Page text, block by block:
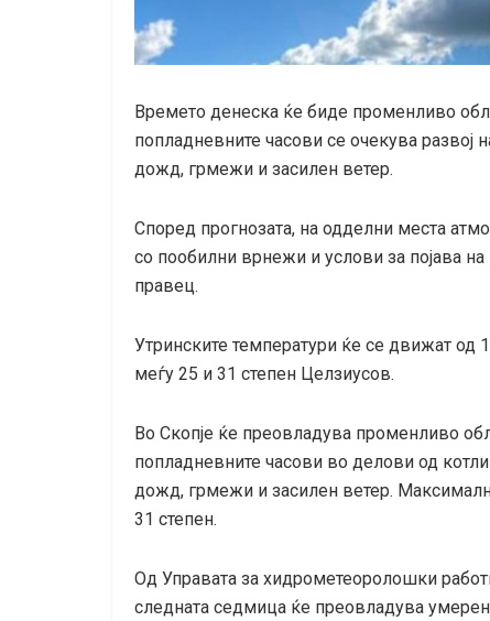
Времето денеска ќе биде променливо
попладневните часови се очекува развој
дожд, грмежи и засилен ветер.
Според прогнозата, на одделни места
со пообилни врнежи и услови за појава
правец.
Утринските температури ќе се движат од
меѓу 25 и 31 степен Целзиусов.
Во Скопје ќе преовладува променливо
попладневните часови во делови од
дожд, грмежи и засилен ветер.
31 степен.
Од Управата за хидрометеоролошки
следната седмица ќе преовладува